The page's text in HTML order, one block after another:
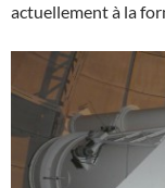
actuellement à la